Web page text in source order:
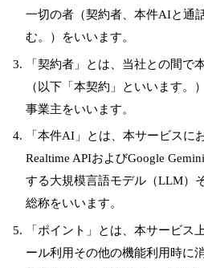
一切の者（契約者、本件AIと通
む。）をいいます。
「契約者」とは、当社との間で
（以下「本契約」といいます。
事業主をいいます。
「本件AI」とは、本サービスに
Realtime APIおよびGoogle
する大規模言語モデル（LLM）
総称をいいます。
「ポイント」とは、本サービス
ール利用その他の機能利用時に